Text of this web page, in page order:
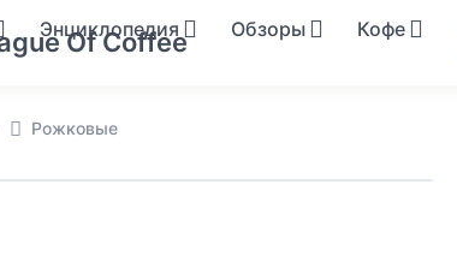
Энциклопедия Обзоры Кофе
Рожковые